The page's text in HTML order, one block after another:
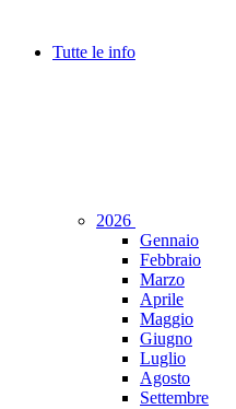
Tutte le info
2026
Gennaio
Febbraio
Marzo
Aprile
Maggio
Giugno
Luglio
Agosto
Settembre